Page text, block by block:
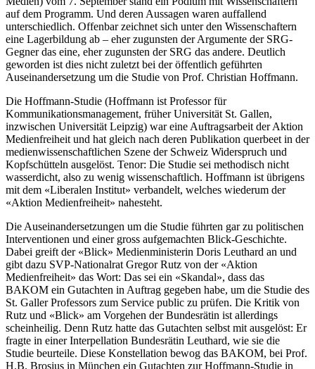
auf dem Programm. Und deren Aussagen waren auffallend
unterschiedlich. Offenbar zeichnet sich unter den Wissenschaftern
eine Lagerbildung ab – eher zugunsten der Argumente der SRG-
Gegner das eine, eher zugunsten der SRG das andere. Deutlich
geworden ist dies nicht zuletzt bei der öffentlich geführten
Auseinandersetzung um die Studie von Prof. Christian Hoffmann.
Die Hoffmann-Studie (Hoffmann ist Professor für
Kommunikationsmanagement, früher Universität St. Gallen,
inzwischen Universität Leipzig) war eine Auftragsarbeit der Aktion
Medienfreiheit und hat gleich nach deren Publikation querbeet in der
medienwissenschaftlichen Szene der Schweiz Widerspruch und
Kopfschütteln ausgelöst. Tenor: Die Studie sei methodisch nicht
wasserdicht, also zu wenig wissenschaftlich. Hoffmann ist übrigens
mit dem «Liberalen Institut» verbandelt, welches wiederum der
«Aktion Medienfreiheit» nahesteht.
Die Auseinandersetzungen um die Studie führten gar zu politischen
Interventionen und einer gross aufgemachten Blick-Geschichte.
Dabei greift der «Blick» Medienministerin Doris Leuthard an und
gibt dazu SVP-Nationalrat Gregor Rutz von der «Aktion
Medienfreiheit» das Wort: Das sei ein «Skandal», dass das
BAKOM ein Gutachten in Auftrag gegeben habe, um die Studie des
St. Galler Professors zum Service public zu prüfen. Die Kritik von
Rutz und «Blick» am Vorgehen der Bundesrätin ist allerdings
scheinheilig. Denn Rutz hatte das Gutachten selbst mit ausgelöst: Er
fragte in einer Interpellation Bundesrätin Leuthard, wie sie die
Studie beurteile. Diese Konstellation bewog das BAKOM, bei Prof.
H.B. Brosius in München ein Gutachten zur Hoffmann-Studie in